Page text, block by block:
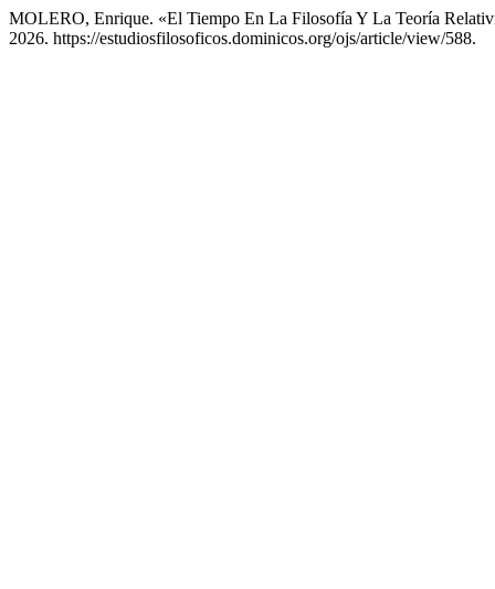
MOLERO, Enrique. «El Tiempo En La Filosofía Y La Teoría
2026. https://estudiosfilosoficos.dominicos.org/ojs/article/view/588.